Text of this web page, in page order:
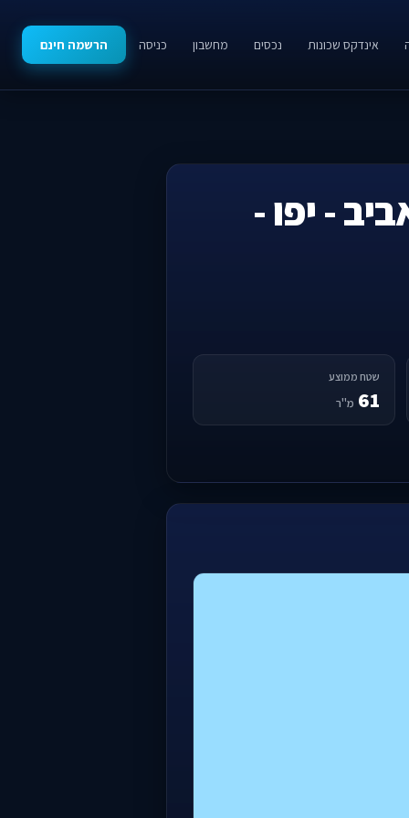
אינדקס שכונות נכסים מחשבון כניסה הרשמה חינם
- יפו -
שטח ממוצע
61 מ"ר